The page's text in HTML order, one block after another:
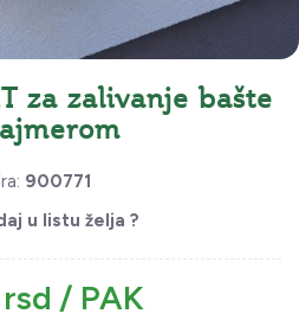
za zalivanje bašte
900771
u listu želja ?
/ PAK